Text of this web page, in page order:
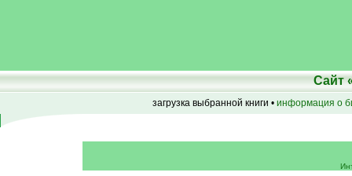
Сайт
загрузка выбранной книги • информация о